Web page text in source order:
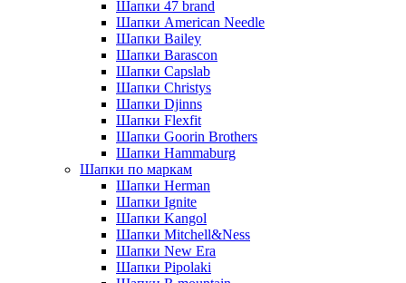
Шапки 47 brand
Шапки American Needle
Шапки Bailey
Шапки Barascon
Шапки Capslab
Шапки Christys
Шапки Djinns
Шапки Flexfit
Шапки Goorin Brothers
Шапки Hammaburg
Шапки по маркам
Шапки Herman
Шапки Ignite
Шапки Kangol
Шапки Mitchell&Ness
Шапки New Era
Шапки Pipolaki